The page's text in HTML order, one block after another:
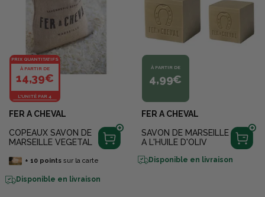
PRIX QUANTITATIFS
À PARTIR DE
14,39€
L'UNITÉ PAR 4
FER A CHEVAL
COPEAUX SAVON DE
MARSEILLE VEGETAL
+ 10pointssur la carte
Disponible en livraison
À PARTIR DE
4,99€
FER A CHEVAL
SAVON DE MARSEILLE
A L'HUILE D'OLIV
Disponible en livraison